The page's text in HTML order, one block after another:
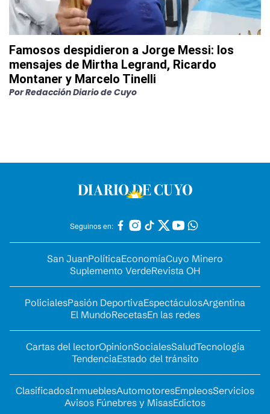
Famosos despidieron a Jorge Messi: los
mensajes de Mirtha Legrand, Ricardo
Montaner y Marcelo Tinelli
PorRedacción Diario de Cuyo
Seguinos en:
San JuanPolíticaEconomíaCuyo Minero
Suplemento VerdeRevista OH
PolicialesPasión DeportivaEspectáculosArgentina
El MundoRecetasEn las redes
Cartas del lectorOpinionSocialesSaludTecnología
TendenciaEstado del tránsito
ClasificadosInmueblesAutomotoresEmpleosServicios
Avisos Fúnebres y MisasEdictos